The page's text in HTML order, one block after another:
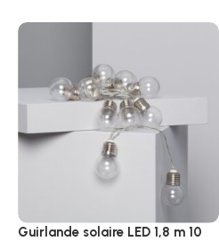
Guirlande solaire LED 1,8 m 10